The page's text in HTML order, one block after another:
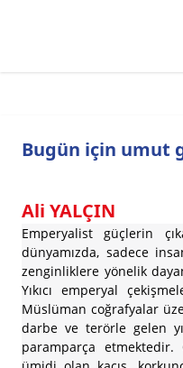
Bugün için umut
Ali YALÇIN
Emperyalist güçlerin
dünyamızda, sadece
zenginliklere yönelik
Yıkıcı emperyal
Müslüman coğrafyalar
darbe ve terörle gelen
paramparça